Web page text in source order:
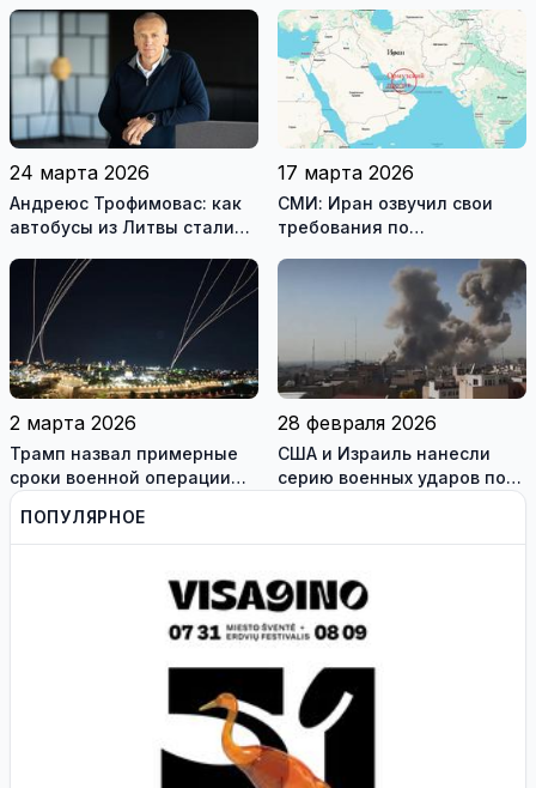
перемирие
24 марта 2026
Андреюс Трофимовас: как
автобусы из Литвы стали
охваченного огнём
Мариуполя (фотогалерея)
17 марта 2026
СМИ: Иран озвучил свои
требования по
2 марта 2026
Трамп назвал примерные
сроки военной операции
против Ирана
28 февраля 2026
США и Израиль нанесли
серию военных ударов по
ПОПУЛЯРНОЕ